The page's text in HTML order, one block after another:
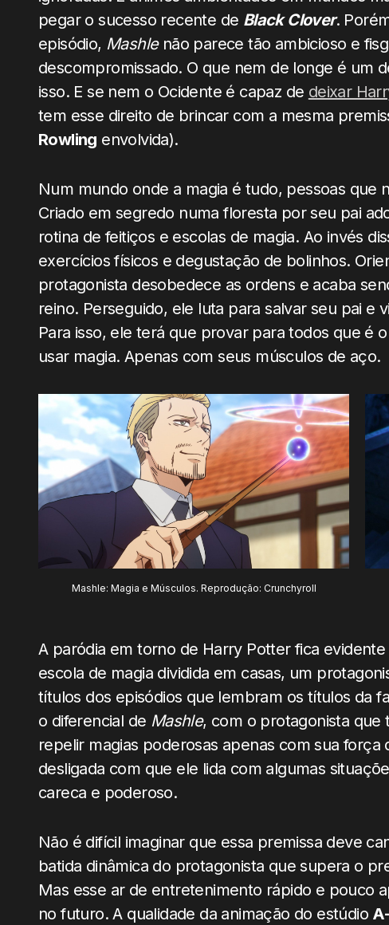
pegar o sucesso recente de Black Clover.
episódio, Mashlenão parece tão ambicioso e
descompromissado. O que nem de longe é um
isso. E se nem o Ocidente é capaz de deixar
tem esse direito de brincar com a mesma
Rowling envolvida).
Num mundo onde a magia é tudo, pessoas que
Criado em segredo numa floresta por seu pai
rotina de feitiços e escolas de magia. Ao invés
exercícios físicos e degustação de bolinhos.
protagonista desobedece as ordens e acaba
reino. Perseguido, ele luta para salvar seu pai e
Para isso, ele terá que provar para todos que é
usar magia. Apenas com seus músculos de aço.
Mashle: Magia e Músculos. Reprodução: Crunchyroll
A paródia em torno de Harry Potter fica
escola de magia dividida em casas, um
títulos dos episódios que lembram os títulos da
o diferencial de Mashle, com o protagonista que
repelir magias poderosas apenas com sua
desligada com que ele lida com algumas
careca e poderoso.
Não é difícil imaginar que essa premissa deve
batida dinâmica do protagonista que supera o
Mas esse ar de entretenimento rápido e pouco
no futuro. A qualidade da animação do estúdio